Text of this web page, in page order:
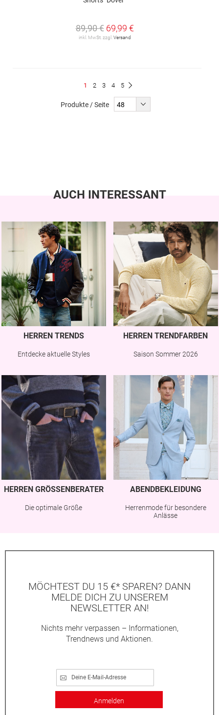
89,90 € 69,99 €
inkl. MwSt. zzgl. Versand
Du
1 Seite
2 Seite
3 Seite
4 Seite
5
Produkte / Seite
AUCH INTERESSANT
HERREN TRENDS
Entdecke aktuelle Styles
HERREN TRENDFARBEN
Saison Sommer 2026
HERREN GRÖSSENBERATER
Die optimale Größe
ABENDBEKLEIDUNG
Herrenmode für besondere
Anlässe
MÖCHTEST DU 15 €* SPAREN? DANN
MELDE DICH ZU UNSEREM
NEWSLETTER AN!
Nichts mehr verpassen – Informationen,
Trendnews und Aktionen.
Anmelden